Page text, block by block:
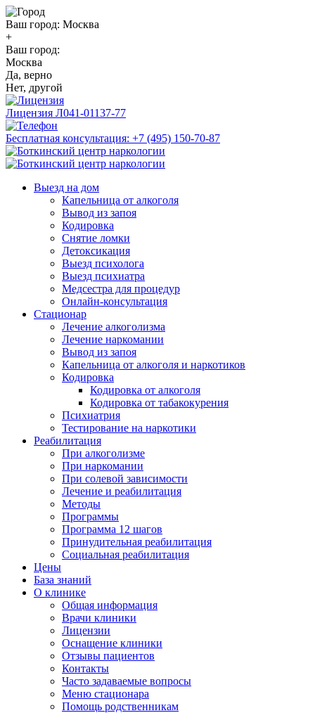
Ваш город: Москва
+
Ваш город:
Москва
Да, верно
Нет, другой
Лицензия Л041-01137-77
Бесплатная консультация: +7 (495) 150-70-87
Выезд на дом
Капельница от алкоголя
Вывод из запоя
Кодировка
Снятие ломки
Детоксикация
Выезд психолога
Выезд психиатра
Медсестра для процедур
Онлайн-консультация
Стационар
Лечение алкоголизма
Лечение наркомании
Вывод из запоя
Капельница от алкоголя и наркотиков
Кодировка
Кодировка от алкоголя
Кодировка от табакокурения
Психиатрия
Тестирование на наркотики
Реабилитация
При алкоголизме
При наркомании
При солевой зависимости
Лечение и реабилитация
Методы
Программы
Программа 12 шагов
Принудительная реабилитация
Социальная реабилитация
Цены
База знаний
О клинике
Общая информация
Врачи клиники
Лицензии
Оснащение клиники
Отзывы пациентов
Контакты
Часто задаваемые вопросы
Меню стационара
Помощь родственникам